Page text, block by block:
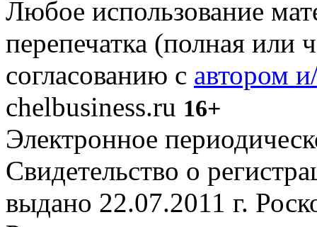
Любое использование
перепечатка (полная или
согласованию с автором
chelbusiness.ru 16+
Электронное
Свидетельство о
выдано 22.07.2011 г.